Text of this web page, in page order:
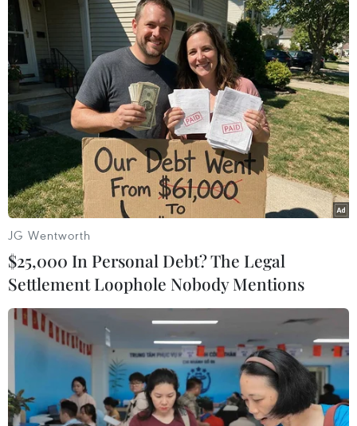
26/12/2018 11:58
Bộ Ngoại giao Nga ra tuyên bố bày tỏ hy vọng các
nước phương Tây sẽ không tham gia bất kỳ kế hoạch
nào của Ukraine nhằm phát động cái được gọi là "một
sự khiêu khích" gần Eo biển Kerch.
Nga phóng thử thành công tổ hợp
JG Wentworth
$25,000 In Personal Debt? The Legal
Settlement Loophole Nobody Mentions